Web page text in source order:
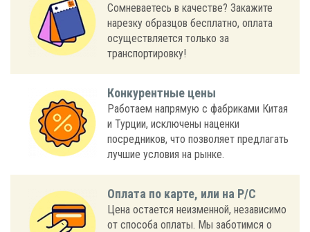
Сомневаетесь в качестве? Закажите
нарезку образцов бесплатно, оплата
осуществляется только за
транспортировку!
Конкурентные цены
Работаем напрямую с фабриками Китая
и Турции, исключены наценки
посредников, что позволяет предлагать
лучшие условия на рынке.
Оплата по карте, или на Р/С
Цена остается неизменной, независимо
от способа оплаты. Мы заботимся о